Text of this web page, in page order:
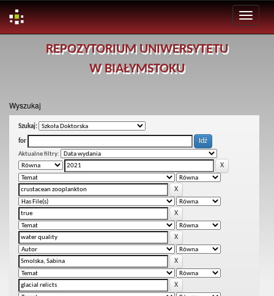
REPOZYTORIUM UNIWERSYTETU
W BIAŁYMSTOKU
Wyszukaj
Szukaj:
for
Aktualne filtry: